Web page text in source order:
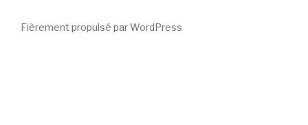
Fièrement propulsé par WordPress